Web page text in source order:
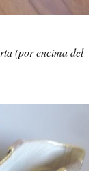
(por encima del